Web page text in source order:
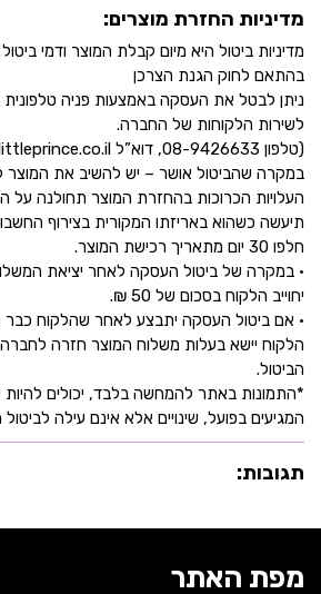
מדיניות החזרת מוצרים:
בהתאם לחוק הגנת הצרכן
ניתן לבטל את העסקה באמצעות פניה טלפונית
לשירות הלקוחות של החברה.
(טלפון 08-9426633, דוא”ל info@littleprince.co.il.)
במקרה שהביטול אושר – יש להשיב את
העלויות הכרוכות בהחזרת המוצר תחולנה על
תיעשה כשהוא באריזתו המקורית בצירוף
חלפו 30 יום מתאריך רכישת המוצר.
• במקרה של ביטול העסקה לאחר יציאת
יחוייב הלקוח בסכום של 50 ₪.
• אם ביטול העסקה יתבצע לאחר שהלקוח כבר
הלקוח יישא בעלות משלוח המוצר חזרה
הביטול.
*התמונות באתר להמחשה בלבד, יכולים להיות
המגיעים בפועל, שינויים אלא אינם עילה
תגובות:
מפת האתר